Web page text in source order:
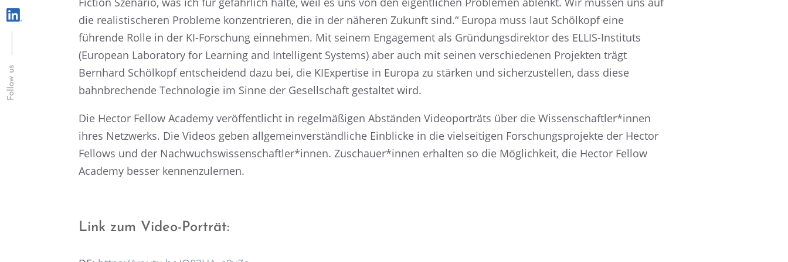
die realis­ti­sche­ren Probleme konzen­trie­ren, die in der näheren Zukunft sind.“ Europa muss laut Schöl­kopf eine
führende Rolle in der KI-Forschung einneh­men. Mit seinem Engage­ment als Gründungs­di­rek­tor des ELLIS-Insti­tuts
(European Labora­tory for Learning and Intel­li­gent Systems) aber auch mit seinen verschie­de­nen Projek­ten trägt
Bernhard Schöl­kopf entschei­dend dazu bei, die KIExper­tise in Europa zu stärken und sicher­zu­stel­len, dass diese
bahnbre­chende Techno­lo­gie im Sinne der Gesell­schaft gestal­tet wird.
Die Hector Fellow Academy veröf­fent­licht in regel­mä­ßi­gen Abstän­den Video­por­träts über die Wissenschaftler*innen
ihres Netzwerks. Die Videos geben allge­mein­ver­ständ­li­che Einbli­cke in die vielsei­ti­gen Forschungs­pro­jekte der Hector
Fellows und der Nachwuchswissenschaftler*innen. Zuschauer*innen erhal­ten so die Möglich­keit, die Hector Fellow
Academy besser kennenzulernen.
Link zum Video-Porträt:
Follow us